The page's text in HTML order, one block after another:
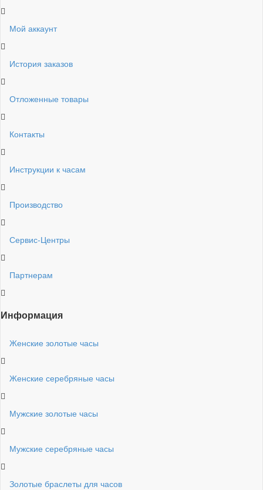
Мой аккаунт
История заказов
Отложенные товары
Контакты
Инструкции к часам
Производство
Сервис-Центры
Партнерам
Информация
Женские золотые часы
Женские серебряные часы
Мужские золотые часы
Мужские серебряные часы
Золотые браслеты для часов